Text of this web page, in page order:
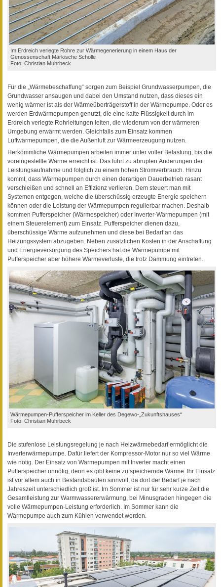
Im Erdreich verlegte Rohre zur Wärmegenerierung in einem Haus der
Genossenschaft Märkische Scholle
Foto: Christian Muhrbeck
Für die „Wärmebeschaffung“ sorgen zum Beispiel Grundwasserpumpen, die
Grundwasser ansaugen und dabei den Umstand nutzen, dass dieses ein
wenig wärmer ist als der Wärmeüberträgerstoff in der Wärmepumpe. Oder es
werden Erdwärmepumpen genutzt, die eine kalte Flüssigkeit durch im
Erdreich verlegte Rohrleitungen leiten, die wiederum von der wärmeren
Umgebung erwärmt werden. Gleichfalls zum Einsatz kommen
Luftwärmepumpen, die die Außenluft zur Wärmeerzeugung nutzen.
Herkömmliche Wärmepumpen arbeiten immer unter voller Belastung, bis die
voreingestellte Wärme erreicht ist. Das führt zu abrupten Änderungen der
Leistungsaufnahme und folglich zu einem hohen Stromverbrauch. Hinzu
kommt, dass Wärmepumpen durch einen derartigen Dauerbetrieb rasant
verschleißen und schnell an Effizienz verlieren. Dem steuert man mit
Systemen entgegen, welche die überschüssig erzeugte Energie speichern
können oder die Leistung der Wärmepumpen regulierbar machen. Deshalb
kommen Pufferspeicher (Wärmespeicher) oder Inverter-Wärmepumpen (mit
einem Steuerelement) zum Einsatz. Pufferspeicher dienen dazu,
überschüssige Wärme aufzunehmen und diese bei Bedarf an das
Heizungssystem abzugeben. Neben zusätzlichen Kosten in der Anschaffung
und Energieversorgung des Speichers hat die Wärmepumpe mit
Pufferspeicher aber höhere Wärmeverluste, die trotz Dämmung eintreten.
Wärmepumpen-Pufferspeicher im Keller des Degewo-„Zukunftshauses“
Foto: Christian Muhrbeck
Die stufenlose Leistungsregelung je nach Heizwärmebedarf ermöglicht die
Inverterwärmepumpe. Dafür liefert der Kompressor-Motor nur so viel Wärme
wie nötig. Der Einsatz von Wärmepumpen mit Inverter macht einen
Pufferspeicher unnötig, denn es gibt keine zu speichernde Wärme. Ihr Einsatz
ist vor allem auch in Bestandsbauten sinnvoll, da dort der Bedarf je nach
Jahreszeit unterschiedlich groß ist. Im Sommer ist nur für sehr kurze Zeit die
Gesamtleistung zur Warmwassererwärmung, bei Minusgraden hingegen die
volle Wärmepumpen-Leistung erforderlich. Im Sommer kann die
Wärmepumpe auch zum Kühlen verwendet werden.